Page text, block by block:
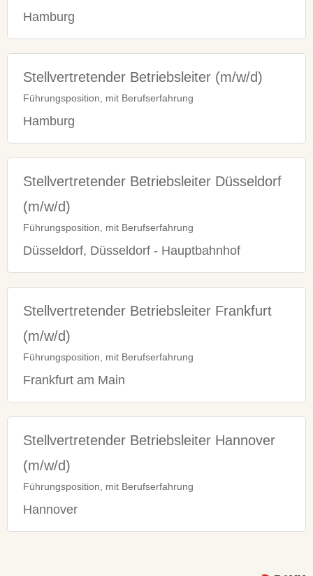
Hamburg
Stellvertretender Betriebsleiter (m/w/d)
Führungsposition, mit Berufserfahrung
Hamburg
Stellvertretender Betriebsleiter Düsseldorf
(m/w/d)
Führungsposition, mit Berufserfahrung
Düsseldorf, Düsseldorf - Hauptbahnhof
Stellvertretender Betriebsleiter Frankfurt
(m/w/d)
Führungsposition, mit Berufserfahrung
Frankfurt am Main
Stellvertretender Betriebsleiter Hannover
(m/w/d)
Führungsposition, mit Berufserfahrung
Hannover